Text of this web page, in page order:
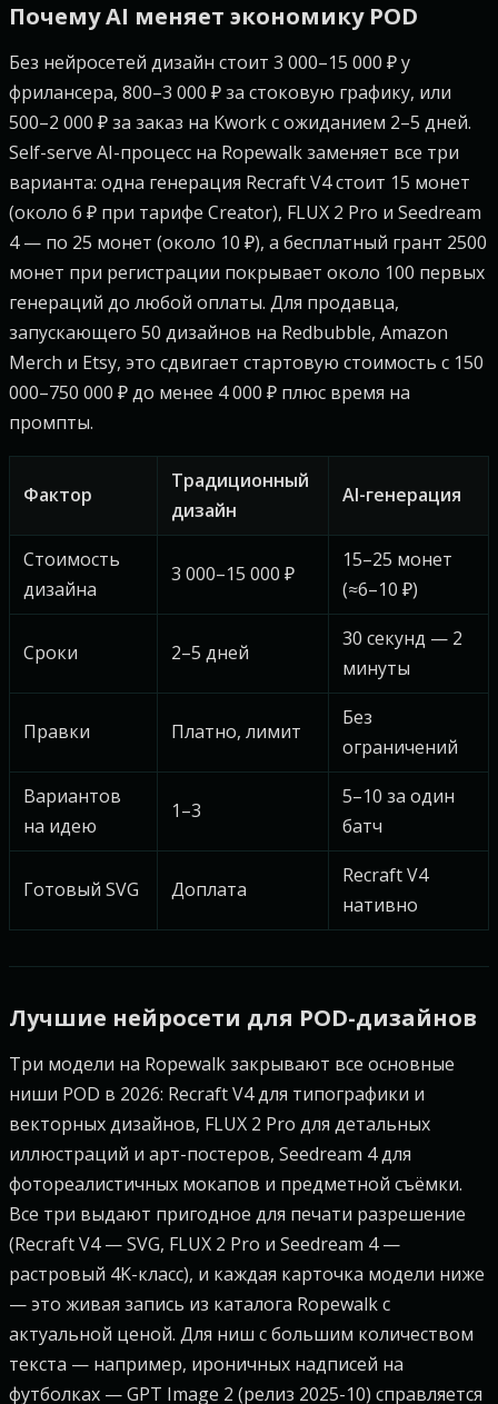
Почему AI меняет экономику POD
Без нейросетей дизайн стоит 3 000–15 000 ₽ у
фрилансера, 800–3 000 ₽ за стоковую графику, или
500–2 000 ₽ за заказ на Kwork с ожиданием 2–5 дней.
Self-serve AI-процесс на Ropewalk заменяет все три
варианта: одна генерация Recraft V4 стоит 15 монет
(около 6 ₽ при тарифе Creator), FLUX 2 Pro и Seedream
4 — по 25 монет (около 10 ₽), а бесплатный грант 2500
монет при регистрации покрывает около 100 первых
генераций до любой оплаты. Для продавца,
запускающего 50 дизайнов на Redbubble, Amazon
Merch и Etsy, это сдвигает стартовую стоимость с 150
000–750 000 ₽ до менее 4 000 ₽ плюс время на
промпты.
Фактор
Традиционный
дизайн
AI-генерация
Стоимость
дизайна
3 000–15 000 ₽
15–25 монет
(≈6–10 ₽)
Сроки 2–5 дней
30 секунд — 2
минуты
Правки Платно, лимит
Без
ограничений
Вариантов
на идею
1–3
5–10 за один
батч
Готовый SVG Доплата
Recraft V4
нативно
Лучшие нейросети для POD-дизайнов
Три модели на Ropewalk закрывают все основные
ниши POD в 2026: Recraft V4 для типографики и
векторных дизайнов, FLUX 2 Pro для детальных
иллюстраций и арт-постеров, Seedream 4 для
фотореалистичных мокапов и предметной съёмки.
Все три выдают пригодное для печати разрешение
(Recraft V4 — SVG, FLUX 2 Pro и Seedream 4 —
растровый 4K-класс), и каждая карточка модели ниже
— это живая запись из каталога Ropewalk с
актуальной ценой. Для ниш с большим количеством
текста — например, ироничных надписей на
футболках — GPT Image 2 (релиз 2025-10) справляется